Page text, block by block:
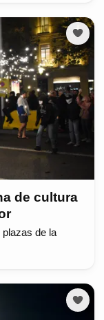
de cultura
de la